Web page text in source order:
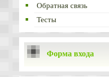
Обратная связь
Тесты
Форма входа